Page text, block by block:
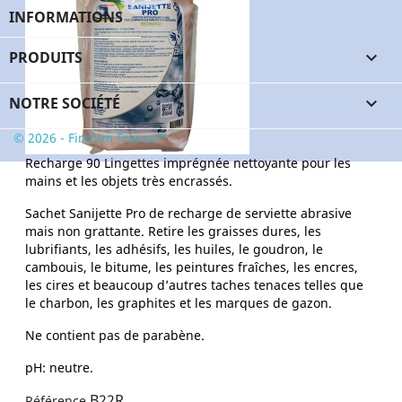
pH : neutre.
Référence B22
Conditionnement
6 pots de 90 lingettes
Recharge 90 Lingettes imprégnée nettoyante pour les
mains et les objets très encrassés.
Sachet Sanijette Pro de recharge de serviette abrasive
mais non grattante. Retire les graisses dures, les
lubrifiants, les adhésifs, les huiles, le goudron, le
cambouis, le bitume, les peintures fraîches, les encres,
les cires et beaucoup d’autres taches tenaces telles que
le charbon, les graphites et les marques de gazon.
Ne contient pas de parabène.
pH: neutre.
INFORMATIONS
PRODUITS 
NOTRE SOCIÉTÉ 
© 2026 - Firchim France™